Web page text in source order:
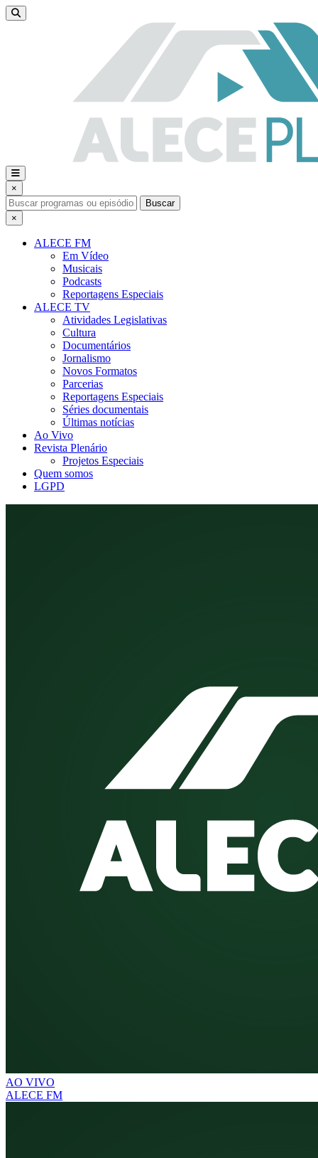
×
Buscar
×
ALECE FM
Em Vídeo
Musicais
Podcasts
Reportagens Especiais
ALECE TV
Atividades Legislativas
Cultura
Documentários
Jornalismo
Novos Formatos
Parcerias
Reportagens Especiais
Séries documentais
Últimas notícias
Ao Vivo
Revista Plenário
Projetos Especiais
Quem somos
LGPD
AO VIVO
ALECE FM